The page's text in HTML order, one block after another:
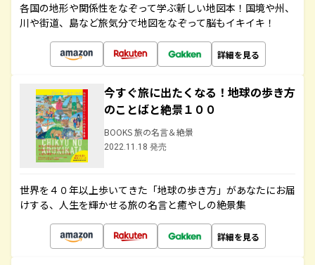
各国の地形や関係性をなぞって学ぶ新しい地図本！国境や州、
川や街道、島など旅気分で地図をなぞって脳もイキイキ！
詳細を見る
今すぐ旅に出たくなる！地球の歩き方
のことばと絶景１００
BOOKS 旅の名言＆絶景
2022.11.18 発売
世界を４０年以上歩いてきた「地球の歩き方」があなたにお届
けする、人生を輝かせる旅の名言と癒やしの絶景集
詳細を見る